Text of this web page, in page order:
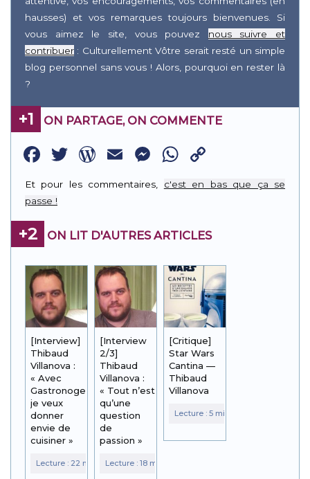
hausses) et vos remarques toujours bienvenues. Si
vous aimez le site, vous pouvez nous suivre et
contribuer : Culturellement Vôtre serait resté un simple
blog personnel sans vous ! Alors, pourquoi en rester là
?
+1 ON PARTAGE, ON COMMENTE
Facebook
Twitter
WordPress
EmailMessenger
WhatsApp
Link
Et pour les commentaires, c'est en bas que ça se
passe !
+2 ON LIT D'AUTRES ARTICLES
[Interview]
Thibaud
Villanova :
« Avec
Gastronogeek,
je veux
donner
envie de
cuisiner »
[Interview
2/3]
Thibaud
Villanova :
« Tout n’est
qu’une
question
de
passion »
[Critique]
Star Wars
Cantina —
Thibaud
Villanova